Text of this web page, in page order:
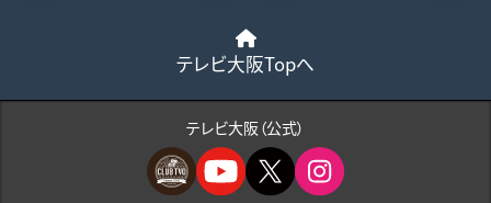
テレビ大阪Topへ
テレビ大阪（公式）